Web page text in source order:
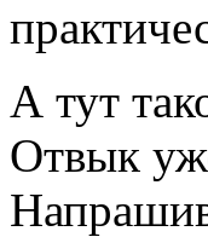
А тут
Отвык